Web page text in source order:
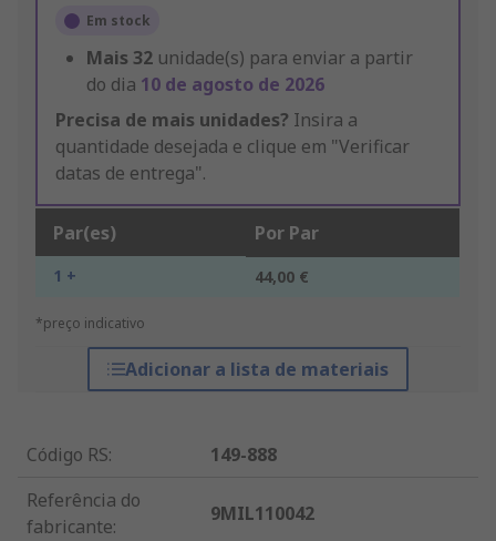
Em stock
Mais 32 unidade(s) para enviar a partir
do dia 10 de agosto de 2026
Precisa de mais unidades? Insira a
quantidade desejada e clique em "Verificar
datas de entrega".
Par(es) Por Par
1 + 44,00 €
*preço indicativo
Adicionar a lista de materiais
Código RS:
149-888
Referência do
fabricante:
9MIL110042